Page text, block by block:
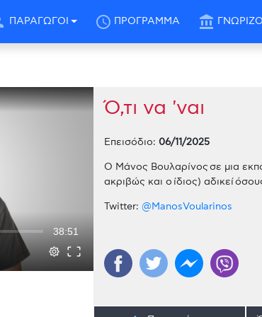
ΠΑΡΑΓΩΓΟΙ schedule ΠΡΟΓΡΑΜΜΑ account_balance
38:51
Ό,τι να 'ναι
Επεισόδιο: 06/11/2025
Ο Μάνος Βουλαρίνος σε μια
ακριβώς και ο ίδιος) αδικεί
Twitter: @ManosVoularinos